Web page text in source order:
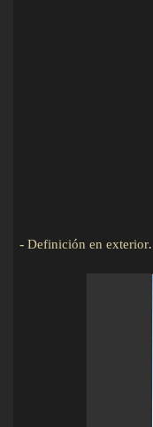
- Definición en exterior.